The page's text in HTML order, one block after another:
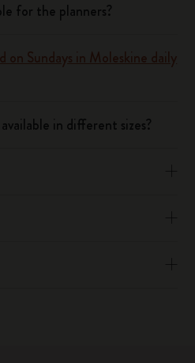
for the planners?
on Sundays in Moleskine daily
in different sizes?